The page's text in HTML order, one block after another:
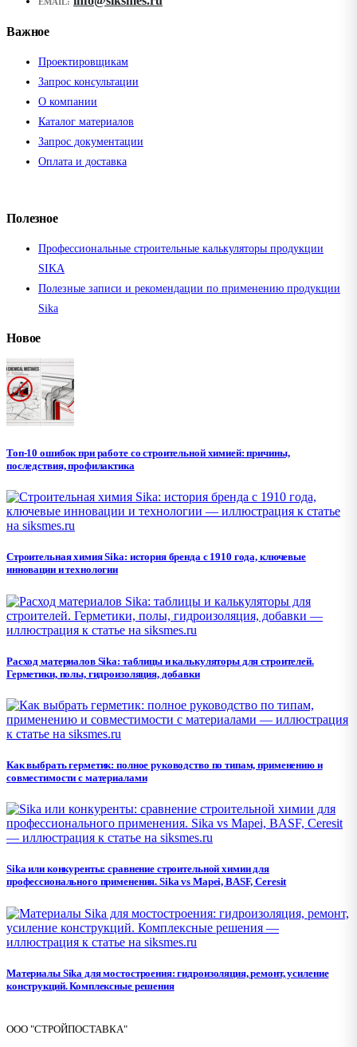
Важное
Проектировщикам
Запрос консультации
О компании
Каталог материалов
Запрос документации
Оплата и доставка
Полезное
Профессиональные строительные калькуляторы продукции
SIKA
Полезные записи и рекомендации по применению продукции
Sika
Новое
Топ-10 ошибок при работе со строительной химией: причины,
последствия, профилактика
Строительная химия Sika: история бренда с 1910 года, ключевые
инновации и технологии
Расход материалов Sika: таблицы и калькуляторы для строителей.
Герметики, полы, гидроизоляция, добавки
Как выбрать герметик: полное руководство по типам, применению и
совместимости с материалами
Sika или конкуренты: сравнение строительной химии для
профессионального применения. Sika vs Mapei, BASF, Ceresit
Материалы Sika для мостостроения: гидроизоляция, ремонт, усиление
конструкций. Комплексные решения
ООО "СТРОЙПОСТАВКА"